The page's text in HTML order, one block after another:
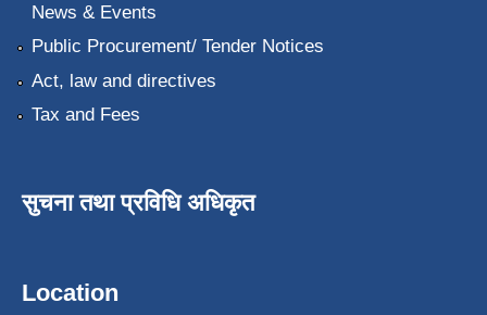
News & Events
Public Procurement/ Tender Notices
Act, law and directives
Tax and Fees
सुचना तथा प्रविधि अधिकृत
Location